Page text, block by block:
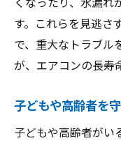
す。これらを見逃さ
で、重大なトラブル
が、エアコンの長寿
子どもや高齢者を
子どもや高齢者がい